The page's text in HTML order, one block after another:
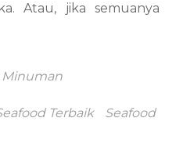
Atau, jika semuanya
Minuman
Terbaik Seafood